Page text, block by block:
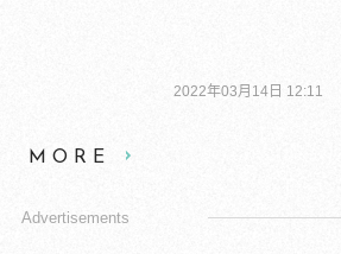
2022年03月14日 12:11
MORE
Advertisements